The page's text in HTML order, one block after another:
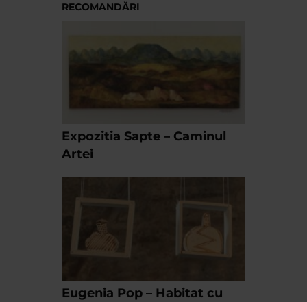
RECOMANDĂRI
Expozitia Sapte – Caminul
Artei
Eugenia Pop – Habitat cu